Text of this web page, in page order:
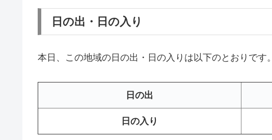
日の出・日の入り
本日、この地域の日の出・日の入りは以下のとおりです。
日の出
日の入り